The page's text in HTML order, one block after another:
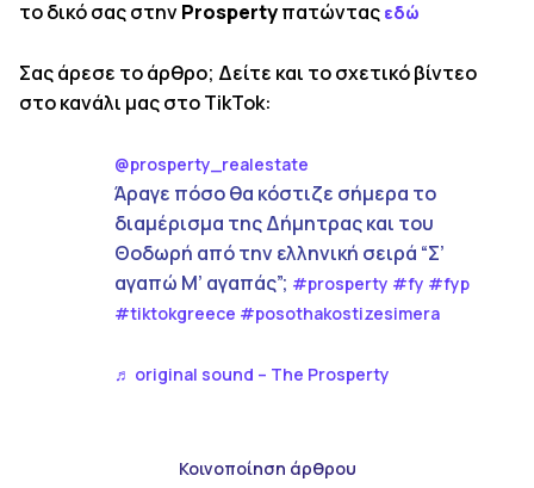
το δικό σας στηνProspertyπατώντας εδώ
Σας άρεσε το άρθρο; Δείτε και το σχετικό βίντεο
στο κανάλι μας στο TikTok:
@prosperty_realestate
Άραγε πόσο θα κόστιζε σήμερα το
διαμέρισμα της Δήμητρας και του
Θοδωρή από την ελληνική σειρά “Σ’
αγαπώ Μ’ αγαπάς”; #prosperty #fy #fyp
#tiktokgreece #posothakostizesimera
♬ original sound – The Prosperty
Κοινοποίηση άρθρου